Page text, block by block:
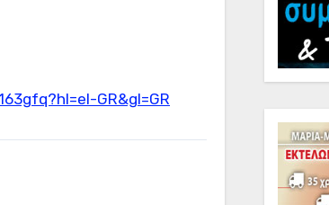
GR&gl=GR